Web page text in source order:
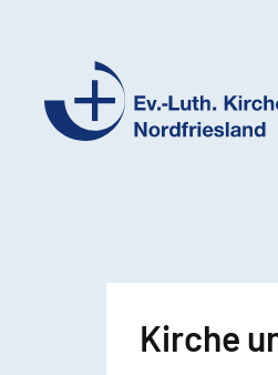
Ev.-
Kirche